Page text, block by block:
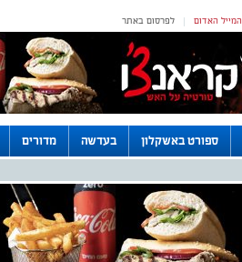
לפרסום באתר | המייל האדום
ספורט באשקלון בעדשה מדורים